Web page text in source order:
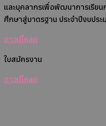
และบุคลากรเพื่อพัฒนาการเรีย
ศึกษาสู่มาตรฐาน ประจำปีงบปร
ดาวน์โหลด
ใบสมัครงาน
ดาวน์โหลด